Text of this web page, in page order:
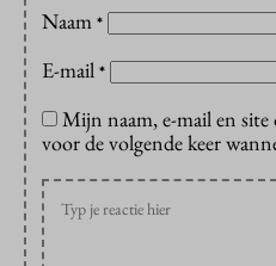
Naam *
E-mail *
Mijn naam, e-mail en site
voor de volgende keer